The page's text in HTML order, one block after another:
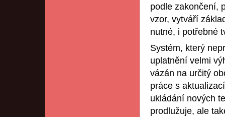
podle zakončení,
vzor, vytváří
nutné, i potřebné
Systém, který
uplatnění velmi
vázán na určitý
práce s
ukládání nových
prodlužuje, ale